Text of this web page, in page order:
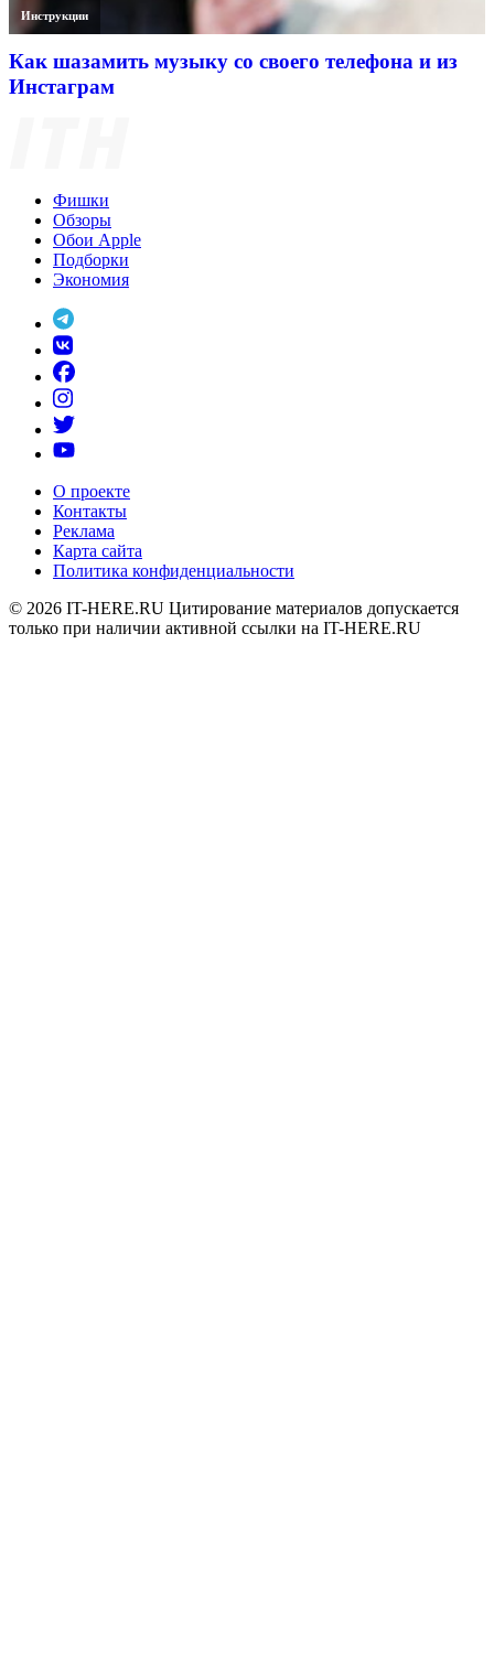
Инструкции
Как шазамить музыку со своего телефона и из
Инстаграм
Фишки
Обзоры
Обои Apple
Подборки
Экономия
О проекте
Контакты
Реклама
Карта сайта
Политика конфиденциальности
© 2026 IT-HERE.RU Цитирование материалов допускается
только при наличии активной ссылки на IT-HERE.RU